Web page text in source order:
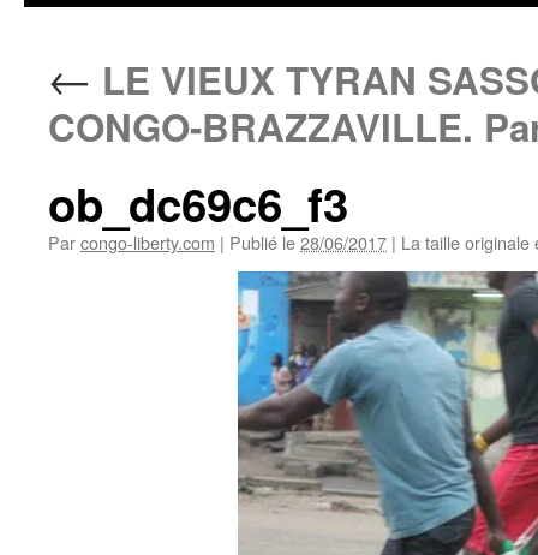
← LE VIEUX TYRAN
CONGO-BRAZZAVILLE.
ob_dc69c6_f3
Parcongo-liberty.com | Publié le28/06/2017 | La taille